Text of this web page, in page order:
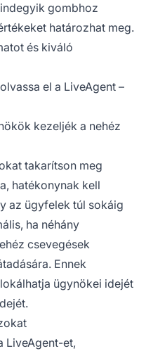
gombhoz
határozhat meg.
és kiváló
el a LiveAgent –
kezeljék a nehéz
takarítson meg
hatékonynak kell
az ügyfelek túl sokáig
ha néhány
csevegések
Ennek
ügynökei idejét
LiveAgent-et,